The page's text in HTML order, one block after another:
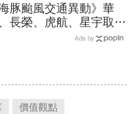
豚颱風交通異動》華
長榮、虎航、星宇取消
班：8/6-8/8逾50班次停
Ads by
價值觀點